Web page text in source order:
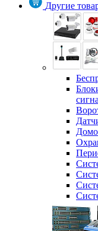
Другие